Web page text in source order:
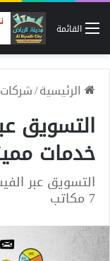
القائمة
الرئيسية/
التسويق
خدمات مميزة
التسويق عبر
7 مكاتب